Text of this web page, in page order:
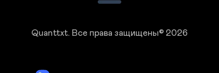
Quanttxt. Все права защищены© 2026